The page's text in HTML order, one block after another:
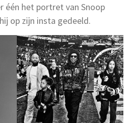
één het portret van Snoop
op zijn insta gedeeld.